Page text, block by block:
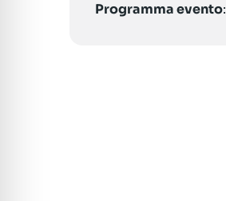
Programma evento: